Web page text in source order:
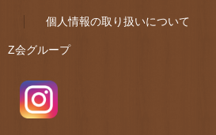
個人情報の取り扱いについて
Z会グループ